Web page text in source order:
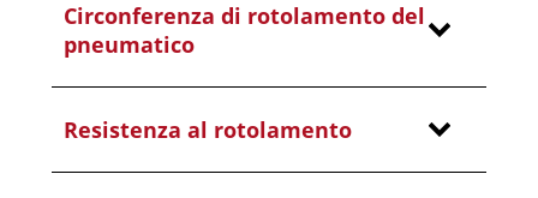
Circonferenza di rotolamento del
pneumatico
Resistenza al rotolamento